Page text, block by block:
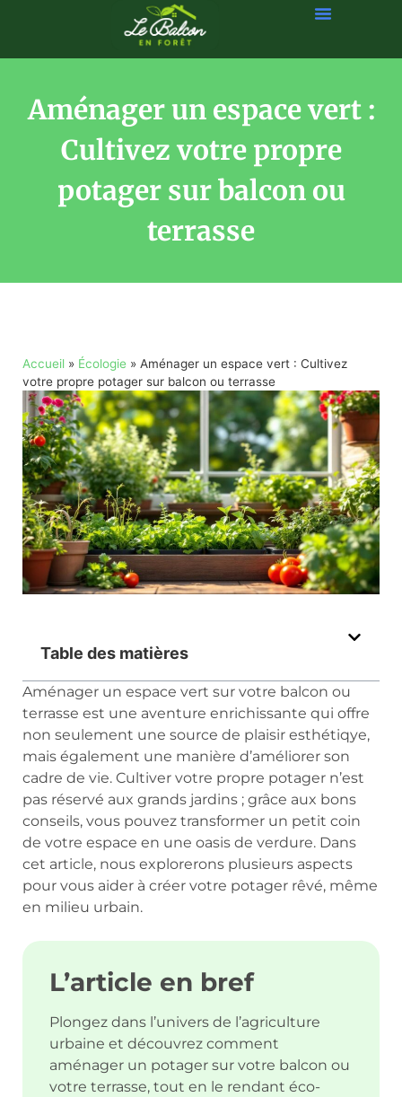
Aménager un espace vert :
Cultivez votre propre
potager sur balcon ou
terrasse
Accueil » Écologie » Aménager un espace vert : Cultivez
votre propre potager sur balcon ou terrasse
Table des matières
Aménager un espace vert sur votre balcon ou
terrasse est une aventure enrichissante qui offre
non seulement une source de plaisir esthétiqye,
mais également une manière d’améliorer son
cadre de vie. Cultiver votre propre potager n’est
pas réservé aux grands jardins ; grâce aux bons
conseils, vous pouvez transformer un petit coin
de votre espace en une oasis de verdure. Dans
cet article, nous explorerons plusieurs aspects
pour vous aider à créer votre potager rêvé, même
en milieu urbain.
L’article en bref
Plongez dans l’univers de l’agriculture
urbaine et découvrez comment
aménager un potager sur votre balcon ou
votre terrasse, tout en le rendant éco-